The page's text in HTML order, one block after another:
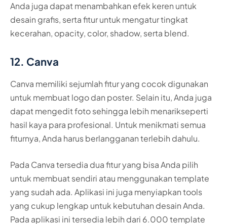
Anda juga dapat menambahkan efek keren untuk
desain grafis, serta fitur untuk mengatur tingkat
kecerahan, opacity, color, shadow, serta blend.
12. Canva
Canva memiliki sejumlah fitur yang cocok digunakan
untuk membuat logo dan poster. Selain itu, Anda juga
dapat mengedit foto sehingga lebih menarikseperti
hasil kaya para profesional. Untuk menikmati semua
fiturnya, Anda harus berlangganan terlebih dahulu.
Pada Canva tersedia dua fitur yang bisa Anda pilih
untuk membuat sendiri atau menggunakan template
yang sudah ada. Aplikasi ini juga menyiapkan tools
yang cukup lengkap untuk kebutuhan desain Anda.
Pada aplikasi ini tersedia lebih dari 6.000 template